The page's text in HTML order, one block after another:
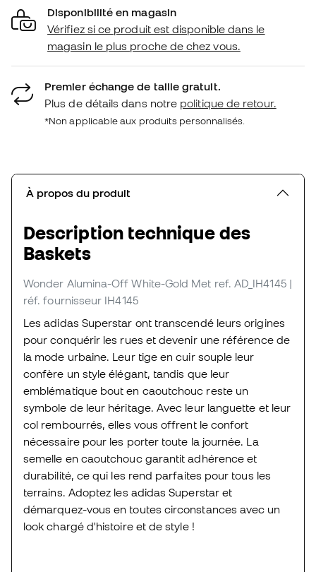
Disponibilité en magasin
Vérifiez si ce produit est disponible dans le
magasin le plus proche de chez vous.
Premier échange de taille gratuit.
Plus de détails dans notre politique de retour.
*Non applicable aux produits personnalisés.
À propos du produit
Description technique des
Baskets
Wonder Alumina-Off White-Gold Met ref. AD_IH4145 |
réf. fournisseur IH4145
Les adidas Superstar ont transcendé leurs origines
pour conquérir les rues et devenir une référence de
la mode urbaine. Leur tige en cuir souple leur
confère un style élégant, tandis que leur
emblématique bout en caoutchouc reste un
symbole de leur héritage. Avec leur languette et leur
col rembourrés, elles vous offrent le confort
nécessaire pour les porter toute la journée. La
semelle en caoutchouc garantit adhérence et
durabilité, ce qui les rend parfaites pour tous les
terrains. Adoptez les adidas Superstar et
démarquez-vous en toutes circonstances avec un
look chargé d'histoire et de style !